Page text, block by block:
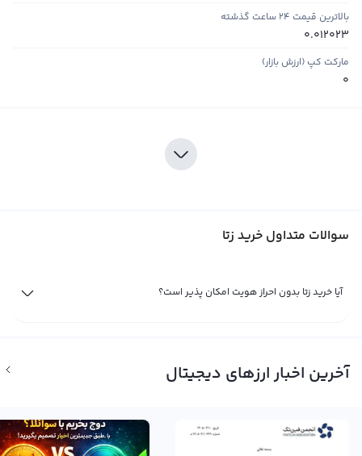
بالاترین قیمت ۲۴ ساعت گذشته
0.012023
مارکت کپ (ارزش بازار)
0
سوالات متداول خرید زتا
آیا خرید زتا بدون احراز هویت امکان پذیر است؟
آخرین اخبار ارزهای دیجیتال